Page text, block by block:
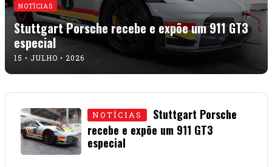
NOTÍCIAS
Stuttgart Porsche recebe e expõe um 911 GT3
especial
15 • JULHO • 2026
NOTÍCIAS
Stuttgart Porsche
recebe e expõe um 911 GT3
especial